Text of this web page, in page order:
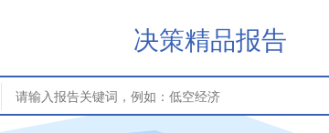
决策精品报告